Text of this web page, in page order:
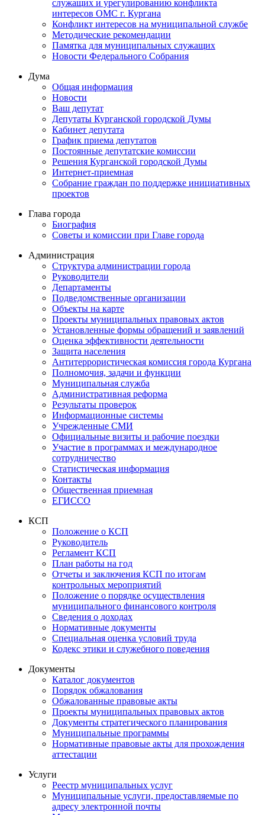
служащих и урегулированию конфликта
интересов ОМС г. Кургана
Конфликт интересов на муниципальной службе
Методические рекомендации
Памятка для муниципальных служащих
Новости Федерального Cобрания
Дума
Общая информация
Новости
Ваш депутат
Депутаты Курганской городской Думы
Кабинет депутата
График приема депутатов
Постоянные депутатские комиссии
Решения Курганской городской Думы
Интернет-приемная
Собрание граждан по поддержке инициативных
проектов
Глава города
Биография
Советы и комиссии при Главе города
Администрация
Структура администрации города
Руководители
Департаменты
Подведомственные организации
Объекты на карте
Проекты муниципальных правовых актов
Установленные формы обращений и заявлений
Оценка эффективности деятельности
Защита населения
Антитеррористическая комиссия города Кургана
Полномочия, задачи и функции
Муниципальная служба
Административная реформа
Результаты проверок
Информационные системы
Учрежденные СМИ
Официальные визиты и рабочие поездки
Участие в программах и международное
сотрудничество
Статистическая информация
Контакты
Общественная приемная
ЕГИССО
КСП
Положение о КСП
Руководитель
Регламент КСП
План работы на год
Отчеты и заключения КСП по итогам
контрольных мероприятий
Положение о порядке осуществления
муниципального финансового контроля
Сведения о доходах
Нормативные документы
Специальная оценка условий труда
Кодекс этики и служебного поведения
Документы
Каталог документов
Порядок обжалования
Обжалованные правовые акты
Проекты муниципальных правовых актов
Документы стратегического планирования
Муниципальные программы
Нормативные правовые акты для прохождения
аттестации
Услуги
Реестр муниципальных услуг
Муниципальные услуги, предоставляемые по
адресу электронной почты